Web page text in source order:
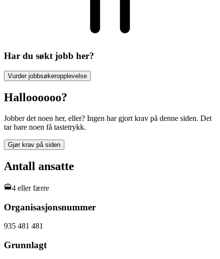
Har du søkt jobb her?
Vurder jobbsøkeropplevelse
Halloooooo?
Jobber det noen her, eller? Ingen har gjort krav på denne siden. Det
tar bare noen få tastetrykk.
Gjør krav på siden
Antall ansatte
4 eller færre
Organisasjonsnummer
935 481 481
Grunnlagt